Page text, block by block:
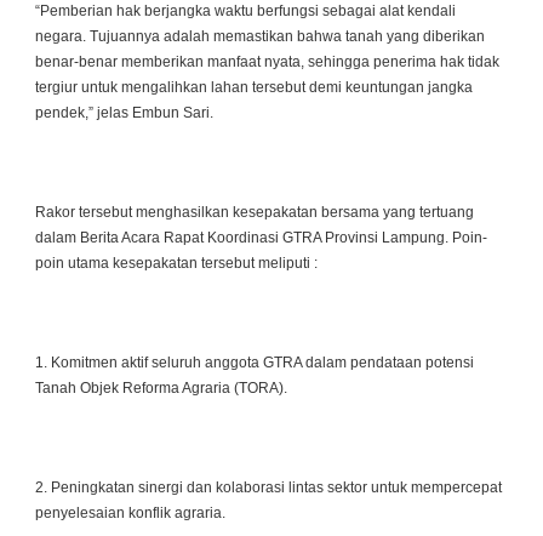
“Pemberian hak berjangka waktu berfungsi sebagai alat kendali
negara. Tujuannya adalah memastikan bahwa tanah yang diberikan
benar-benar memberikan manfaat nyata, sehingga penerima hak tidak
tergiur untuk mengalihkan lahan tersebut demi keuntungan jangka
pendek,” jelas Embun Sari.
Rakor tersebut menghasilkan kesepakatan bersama yang tertuang
dalam Berita Acara Rapat Koordinasi GTRA Provinsi Lampung. Poin-
poin utama kesepakatan tersebut meliputi :
1. Komitmen aktif seluruh anggota GTRA dalam pendataan potensi
Tanah Objek Reforma Agraria (TORA).
2. Peningkatan sinergi dan kolaborasi lintas sektor untuk mempercepat
penyelesaian konflik agraria.